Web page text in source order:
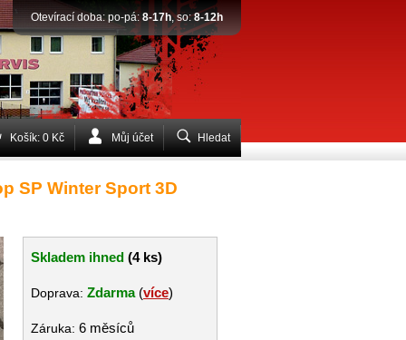
Otevírací doba: po-pá:8-17h, so:8-12h
Košík: 0 Kč Můj účet Hledat
SP Winter Sport 3D
Skladem ihned (4 ks)
Doprava: Zdarma(více)
Záruka: 6 měsíců